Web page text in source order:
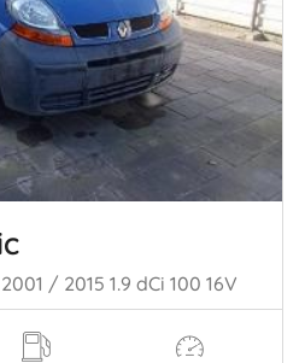
/ 2015 1.9 dCi 100 16V